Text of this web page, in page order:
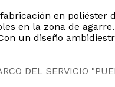
en
en la zona de
un diseño
DEL SERVICIO